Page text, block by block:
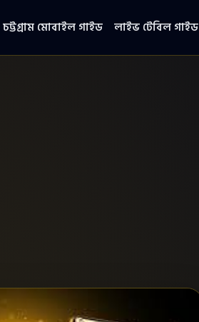
চট্টগ্রাম মোবাইল গাইড লাইভ টেবিল গাইড